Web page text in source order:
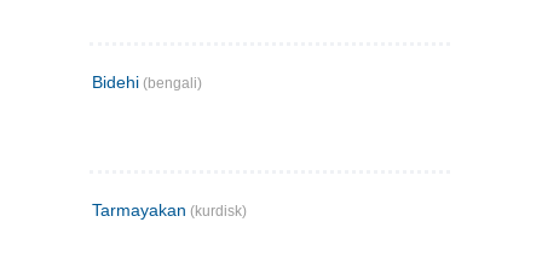
Bidehi (bengali)
Tarmayakan (kurdisk)